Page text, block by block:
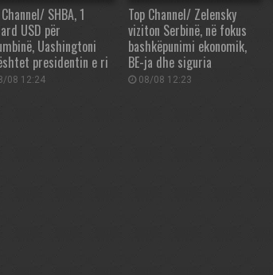
SHBA, 1
USD për
Uashingtoni
presidentin e ri
08 12:24
Top Channel/ Zelensky
viziton Serbinë, në fokus
bashkëpunimi ekonomik,
BE-ja dhe siguria
08/08 12:23